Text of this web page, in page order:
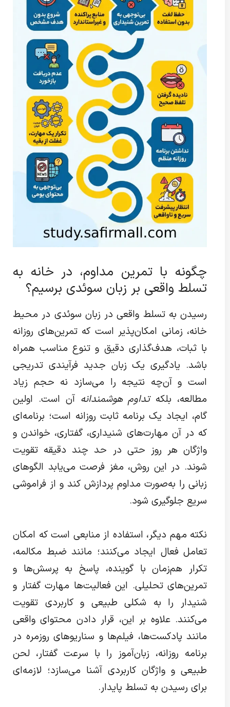
چگونه با تمرین مداوم، در خانه به
تسلط واقعی بر زبان سوئدی برسیم؟
رسیدن به تسلط واقعی در زبان سوئدی در محیط
خانه، زمانی امکان‌پذیر است که تمرین‌های روزانه
با ثبات، هدف‌گذاری دقیق و تنوع مناسب همراه
باشد. یادگیری یک زبان جدید فرآیندی تدریجی
است و آن‌چه نتیجه را می‌سازد نه حجم زیاد
مطالعه، بلکه تداوم هوشمندانهآن است. اولین
گام، ایجاد یک برنامه ثابت روزانه است؛ برنامه‌ای
که در آن مهارت‌های شنیداری، گفتاری، خواندن و
واژگان هر روز حتی در حد چند دقیقه تقویت
شوند. در این روش، مغز فرصت می‌یابد الگوهای
زبانی را به‌صورت مداوم پردازش کند و از فراموشی
سریع جلوگیری شود.
نکته مهم دیگر، استفاده از منابعی است که امکان
تعامل فعال ایجاد می‌کنند؛ مانند ضبط مکالمه،
تکرار هم‌زمان با گوینده، پاسخ به پرسش‌ها و
تمرین‌های تحلیلی. این فعالیت‌ها مهارت گفتار و
شنیدار را به شکلی طبیعی و کاربردی تقویت
می‌کنند. علاوه بر این، قرار دادن محتوای واقعی
مانند پادکست‌ها، فیلم‌ها و سناریوهای روزمره در
برنامه روزانه، زبان‌آموز را با سرعت گفتار، لحن
طبیعی و واژگان کاربردی آشنا می‌سازد؛ لازمه‌ای
برای رسیدن به تسلط پایدار.